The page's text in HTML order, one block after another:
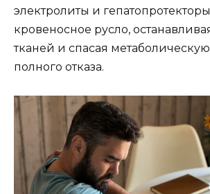
электролиты и
кровеносное русло,
тканей и спасая
полного отказа.